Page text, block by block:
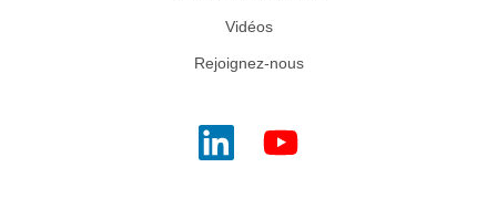
Vidéos
Rejoignez-nous